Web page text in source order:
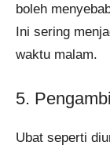
boleh
Ini sering
waktu malam.
5.
Ubat seperti